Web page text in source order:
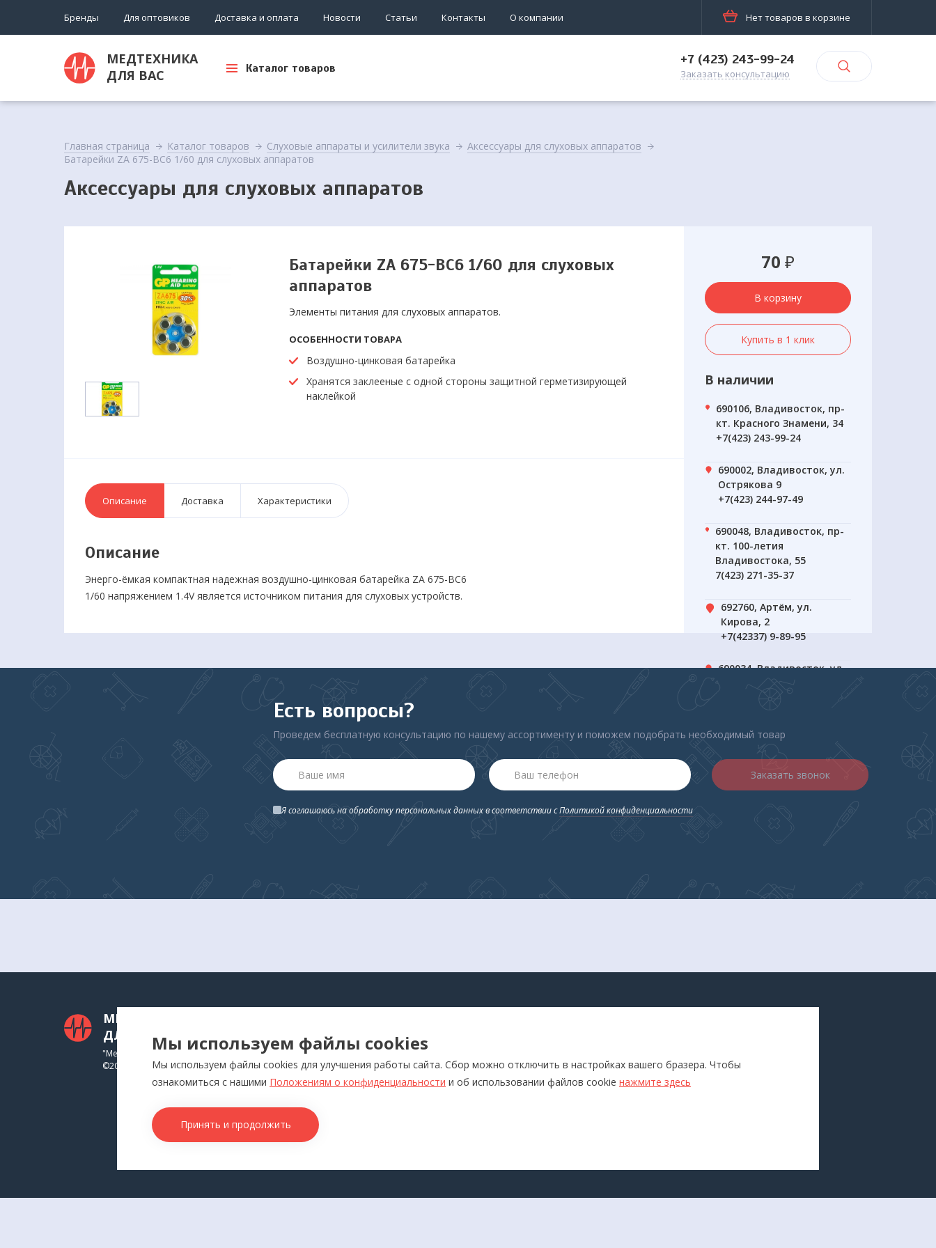
Бренды Для оптовиков Доставка и оплата Новости Статьи Контакты О компании Нет товаров в корзине
МЕДТЕХНИКА
ДЛЯ ВАС
Каталог товаров
+7 (423) 243-99-24
Заказать консультацию
Главная страница Каталог товаров Слуховые аппараты и усилители звука
Аксессуары для слуховых аппаратов
Батарейки ZA 675-BC6 1/60 для слуховых аппаратов
Аксессуары для слуховых аппаратов
Батарейки ZA 675-BC6 1/60 для слуховых
аппаратов
Элементы питания для слуховых аппаратов.
ОСОБЕННОСТИ ТОВАРА
Воздушно-цинковая батарейка
Хранятся заклееные с одной стороны защитной герметизирующей
наклейкой
Описание Доставка Характеристики
Описание
Энерго-ёмкая компактная надежная воздушно-цинковая батарейка ZA 675-BC6
1/60 напряжением 1.4V является источником питания для слуховых устройств.
70 ₽
В корзину
Купить в 1 клик
В наличии
690106, Владивосток, пр-
кт. Красного Знамени, 34
+7(423) 243-99-24
690002, Владивосток, ул.
Острякова 9
+7(423) 244-97-49
690048, Владивосток, пр-
кт. 100-летия
Владивостока, 55
7(423) 271-35-37
692760, Артём, ул.
Кирова, 2
+7(42337) 9-89-95
690034, Владивосток, ул.
Есть вопросы?
Проведем бесплатную консультацию по нашему ассортименту и поможем подобрать необходимый товар
Заказать звонок
Я соглашаюсь на обработку персональных данных в соответствии сПолитикой конфиденциальности
МЕДТЕХНИКА
ДЛЯ ВАС
"Медтехника для Вас"
©2026
Приборы для самоконтроля
Ингаляторы
Физиотерапевтические аппараты
Аппликаторы
Изделия медназначения
Слуховые аппараты и усилители
звука
Бренды
Мы используем файлы cookies
Мы используем файлы cookies для улучшения работы сайта. Сбор можно отключить в настройках вашего бразера. Чтобы
ознакомиться с нашими Положениям о конфиденциальности и об использовании файлов cookie нажмите здесь
Принять и продолжить